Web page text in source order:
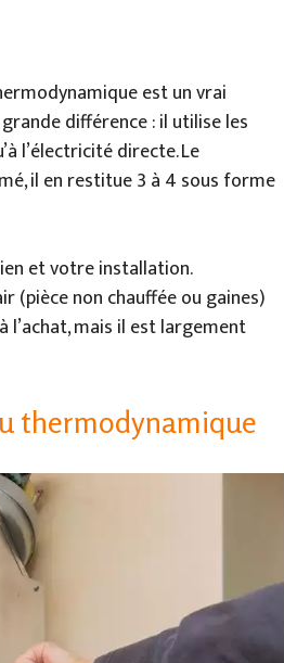
est un vrai
différence : il utilise les
l’électricité directe. Le
il en restitue 3 à 4 sous forme
et votre installation.
(pièce non chauffée ou gaines)
l’achat, mais il est largement
thermodynamique